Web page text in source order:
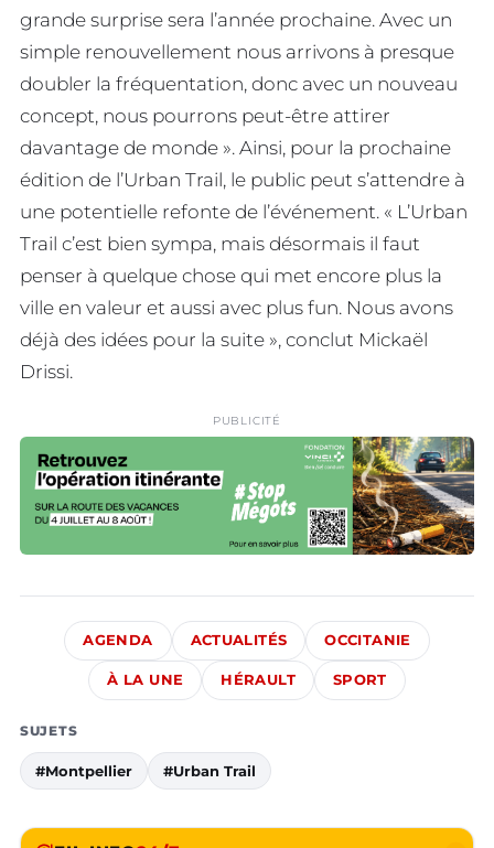
grande surprise sera l’année prochaine. Avec un
simple renouvellement nous arrivons à presque
doubler la fréquentation, donc avec un nouveau
concept, nous pourrons peut-être attirer
davantage de monde ». Ainsi, pour la prochaine
édition de l’Urban Trail, le public peut s’attendre à
une potentielle refonte de l’événement. « L’Urban
Trail c’est bien sympa, mais désormais il faut
penser à quelque chose qui met encore plus la
ville en valeur et aussi avec plus fun. Nous avons
déjà des idées pour la suite », conclut Mickaël
Drissi.
PUBLICITÉ
AGENDA ACTUALITÉS OCCITANIE
À LA UNE HÉRAULT SPORT
SUJETS
#Montpellier #Urban Trail